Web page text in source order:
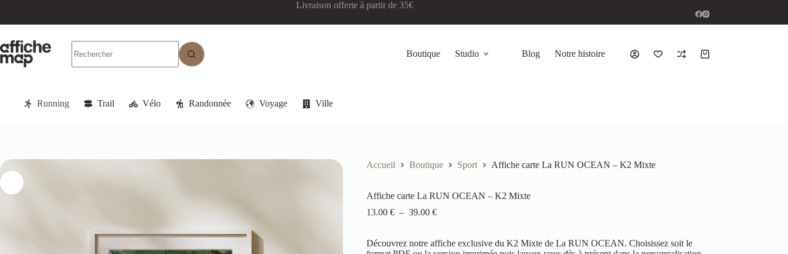
Livraison offerte à partir de 35€
Boutique Studio Blog Notre histoire
Running Trail Vélo Randonnée Voyage Ville
Accueil Boutique Sport Affiche carte La RUN OCEAN – K2 Mixte
Affiche carte La RUN OCEAN – K2 Mixte
13.00 € – 39.00 €
Découvrez notre affiche exclusive du K2 Mixte de La RUN OCEAN. Choisissez soit le